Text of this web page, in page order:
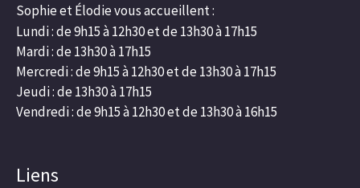
Sophie et Élodie vous accueillent :
Lundi : de 9h15 à 12h30 et de 13h30 à 17h15
Mardi : de 13h30 à 17h15
Mercredi : de 9h15 à 12h30 et de 13h30 à 17h15
Jeudi : de 13h30 à 17h15
Vendredi : de 9h15 à 12h30 et de 13h30 à 16h15
Liens